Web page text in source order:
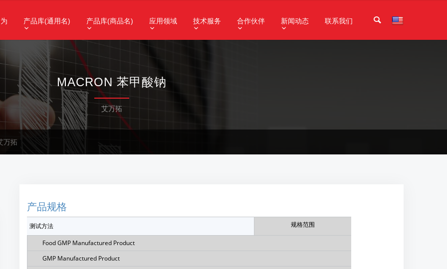
产品库(通用名) 产品库(商品名) 应用领域 技术服务 合作伙伴 新闻动态 联系我们
MACRON 苯甲酸钠
艾万拓
万拓
产品规格
测试方法 规格范围
Food GMP Manufactured Product
GMP Manufactured Product